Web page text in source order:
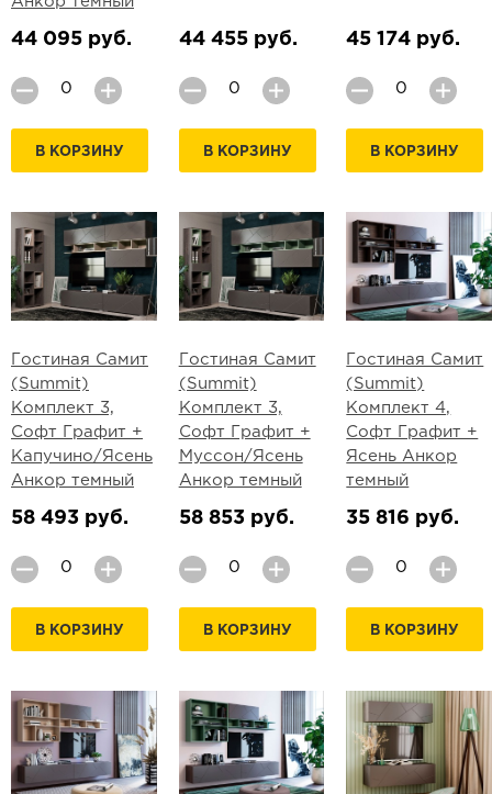
44 095 руб.
В КОРЗИНУ
44 455 руб.
В КОРЗИНУ
45 174 руб.
В КОРЗИНУ
Гостиная Самит
(Summit)
Комплект 3,
Софт Графит +
Капучино/Ясень
Анкор темный
58 493 руб.
В КОРЗИНУ
Гостиная Самит
(Summit)
Комплект 3,
Софт Графит +
Муссон/Ясень
Анкор темный
58 853 руб.
В КОРЗИНУ
Гостиная Самит
(Summit)
Комплект 4,
Софт Графит +
Ясень Анкор
темный
35 816 руб.
В КОРЗИНУ